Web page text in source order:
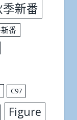
新番
番
C97
Figure